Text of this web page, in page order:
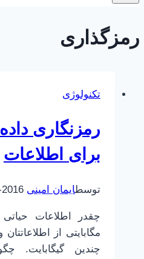
رمزگذاری
تکنولوژی
رمزنگاری
برای اطلاعات
توسطایمان امینی 2016-05-14
چقدر اطلاعات حیاتی
مگابایتی از
چندین گیگابایت.